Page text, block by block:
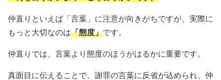
仲直りといえば「言葉」に注意が向きがちですが、実際に
もっと大切なのは「態度」です。
仲直りでは、言葉より態度のほうがはるかに重要です。
真面目に伝えることで、謝罪の言葉に反省が込められ、仲